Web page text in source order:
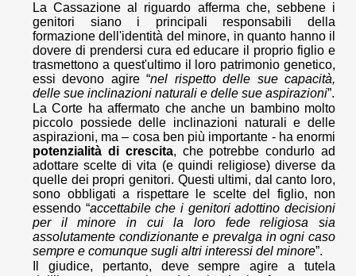
La Cassazione al riguardo afferma che, sebbene i
genitori siano i principali responsabili della
formazione dell'identità del minore, in quanto hanno il
dovere di prendersi cura ed educare il proprio figlio e
trasmettono a quest'ultimo il loro patrimonio genetico,
essi devono agire “nel rispetto delle sue capacità,
delle sue inclinazioni naturali e delle sue aspirazioni”.
La Corte ha affermato che anche un bambino molto
piccolo possiede delle inclinazioni naturali e delle
aspirazioni, ma – cosa ben più importante - ha enormi
potenzialità di crescita, che potrebbe condurlo ad
adottare scelte di vita (e quindi religiose) diverse da
quelle dei propri genitori. Questi ultimi, dal canto loro,
sono obbligati a rispettare le scelte del figlio, non
essendo “accettabile che i genitori adottino decisioni
per il minore in cui la loro fede religiosa sia
assolutamente condizionante e prevalga in ogni caso
sempre e comunque sugli altri interessi del minore”.
Il giudice, pertanto, deve sempre agire a tutela